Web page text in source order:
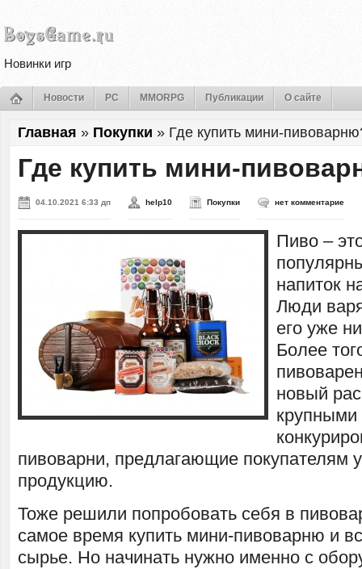
Новинки игр
Новости PC MMORPG Публикации О сайте
Главная » Покупки » Где купить мини-
Где купить мини-
04.10.2021 6:33 дп help10 Покупки нет комментарие
Пиво –
напиток
Люди
его уже
Более
новый
крупными
пивоварни, предлагающие покупателям
продукцию.
Тоже решили попробовать себя в
самое время купить мини-пивоварню и
сырье. Но начинать нужно именно с